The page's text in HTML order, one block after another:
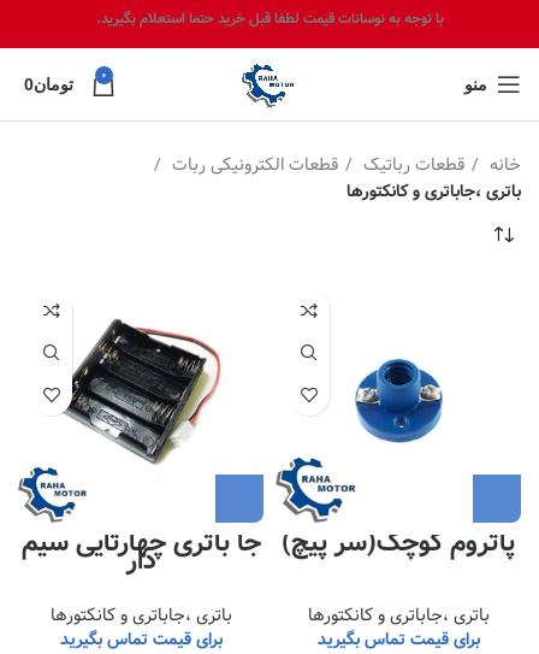
با توجه به نوسانات قیمت لطفا قبل خرید حتما استعلام بگیرید.
منو 0 تومان0
خانه قطعات رباتیک قطعات الکترونیکی ربات
باتری ،جاباتری و کانکتورها
پاتروم کوچک(سر پیچ)
باتری ،جاباتری و کانکتورها
برای قیمت تماس بگیرید
جا باتری چهارتایی سیم
دار
باتری ،جاباتری و کانکتورها
برای قیمت تماس بگیرید